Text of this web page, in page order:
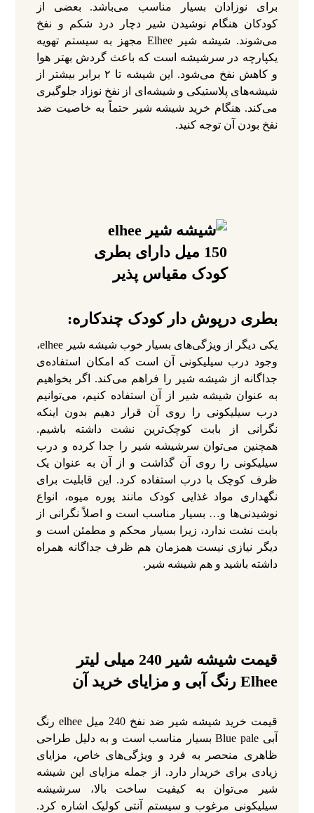
برای نوزادان بسیار مناسب می‌باشد. بعضی از
کودکان هنگام نوشیدن شیر دچار درد شکم و نفخ
می‌شوند. شیشه شیر Elhee مجهز به سیستم تهویه
یکپارچه در سرشیشه است که باعث گردش بهتر هوا
و کاهش نفخ می‌شود. این شیشه تا ۲ برابر بیشتر از
شیشه‌های پلاستیکی و شیشه‌ای از نفخ نوزاد جلوگیری
می‌کند. هنگام خرید شیشه شیر حتماً به خاصیت ضد
نفخ بودن آن توجه کنید.
بطری درپوش دار کودک چندکاره:
یکی دیگر از ویژگی‌های بسیار خوب شیشه شیر elhee،
وجود درب سیلیکونی آن است که امکان استفاده‌ی
جداگانه از شیشه شیر را فراهم می‌کند. اگر بخواهیم
به عنوان شیشه شیر از آن استفاده کنیم، می‌توانیم
درب سیلیکونی را روی آن قرار دهیم بدون اینکه
نگرانی از بابت کوچک‌ترین نشت داشته باشیم.
همچنین می‌توان سرشیشه شیر را جدا کرده و درب
سیلیکونی را روی آن گذاشت و از آن به عنوان یک
ظرف کوچک با درب استفاده کرد. این قابلیت برای
نگهداری مواد غذایی کودک مانند پوره میوه، انواع
نوشیدنی‌ها و… بسیار مناسب است و اصلاً نگرانی از
بابت نشت ندارد، زیرا بسیار محکم و مطمئن است و
دیگر نیازی نیست همزمان هم ظرف جداگانه همراه
داشته باشید و هم شیشه شیر.
قیمت شیشه شیر 240 میلی لیتر
Elhee رنگ آبی و مزایای خرید آن
قیمت خرید شیشه شیر ضد نفخ 240 میل elhee رنگ
آبی Blue pale بسیار مناسب است و به دلیل طراحی
ظاهری منحصر به فرد و ویژگی‌های خاص، مزایای
زیادی برای خریدار دارد. از جمله مزایای این شیشه
شیر می‌توان به کیفیت ساخت بالا، سرشیشه
سیلیکونی مرغوب و سیستم آنتی کولیک اشاره کرد.